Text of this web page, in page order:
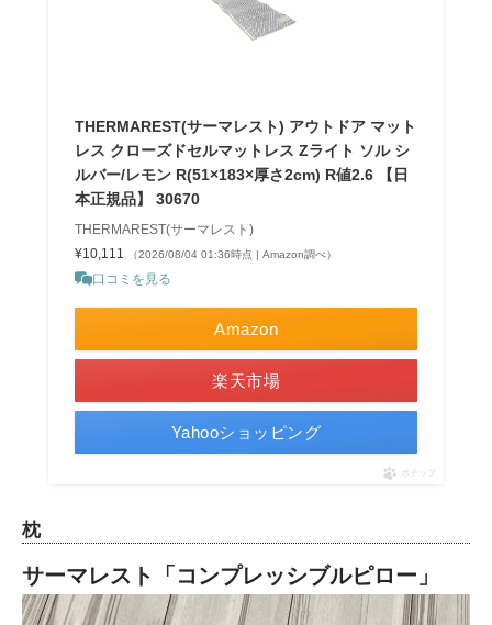
THERMAREST(サーマレスト) アウトドア マット
レス クローズドセルマットレス Zライト ソル シ
ルバー/レモン R(51×183×厚さ2cm) R値2.6 【日
本正規品】 30670
THERMAREST(サーマレスト)
¥10,111
（2026/08/04 01:36時点 | Amazon調べ）
口コミを見る
Amazon
楽天市場
Yahooショッピング
ポチップ
枕
サーマレスト「コンプレッシブルピロー」